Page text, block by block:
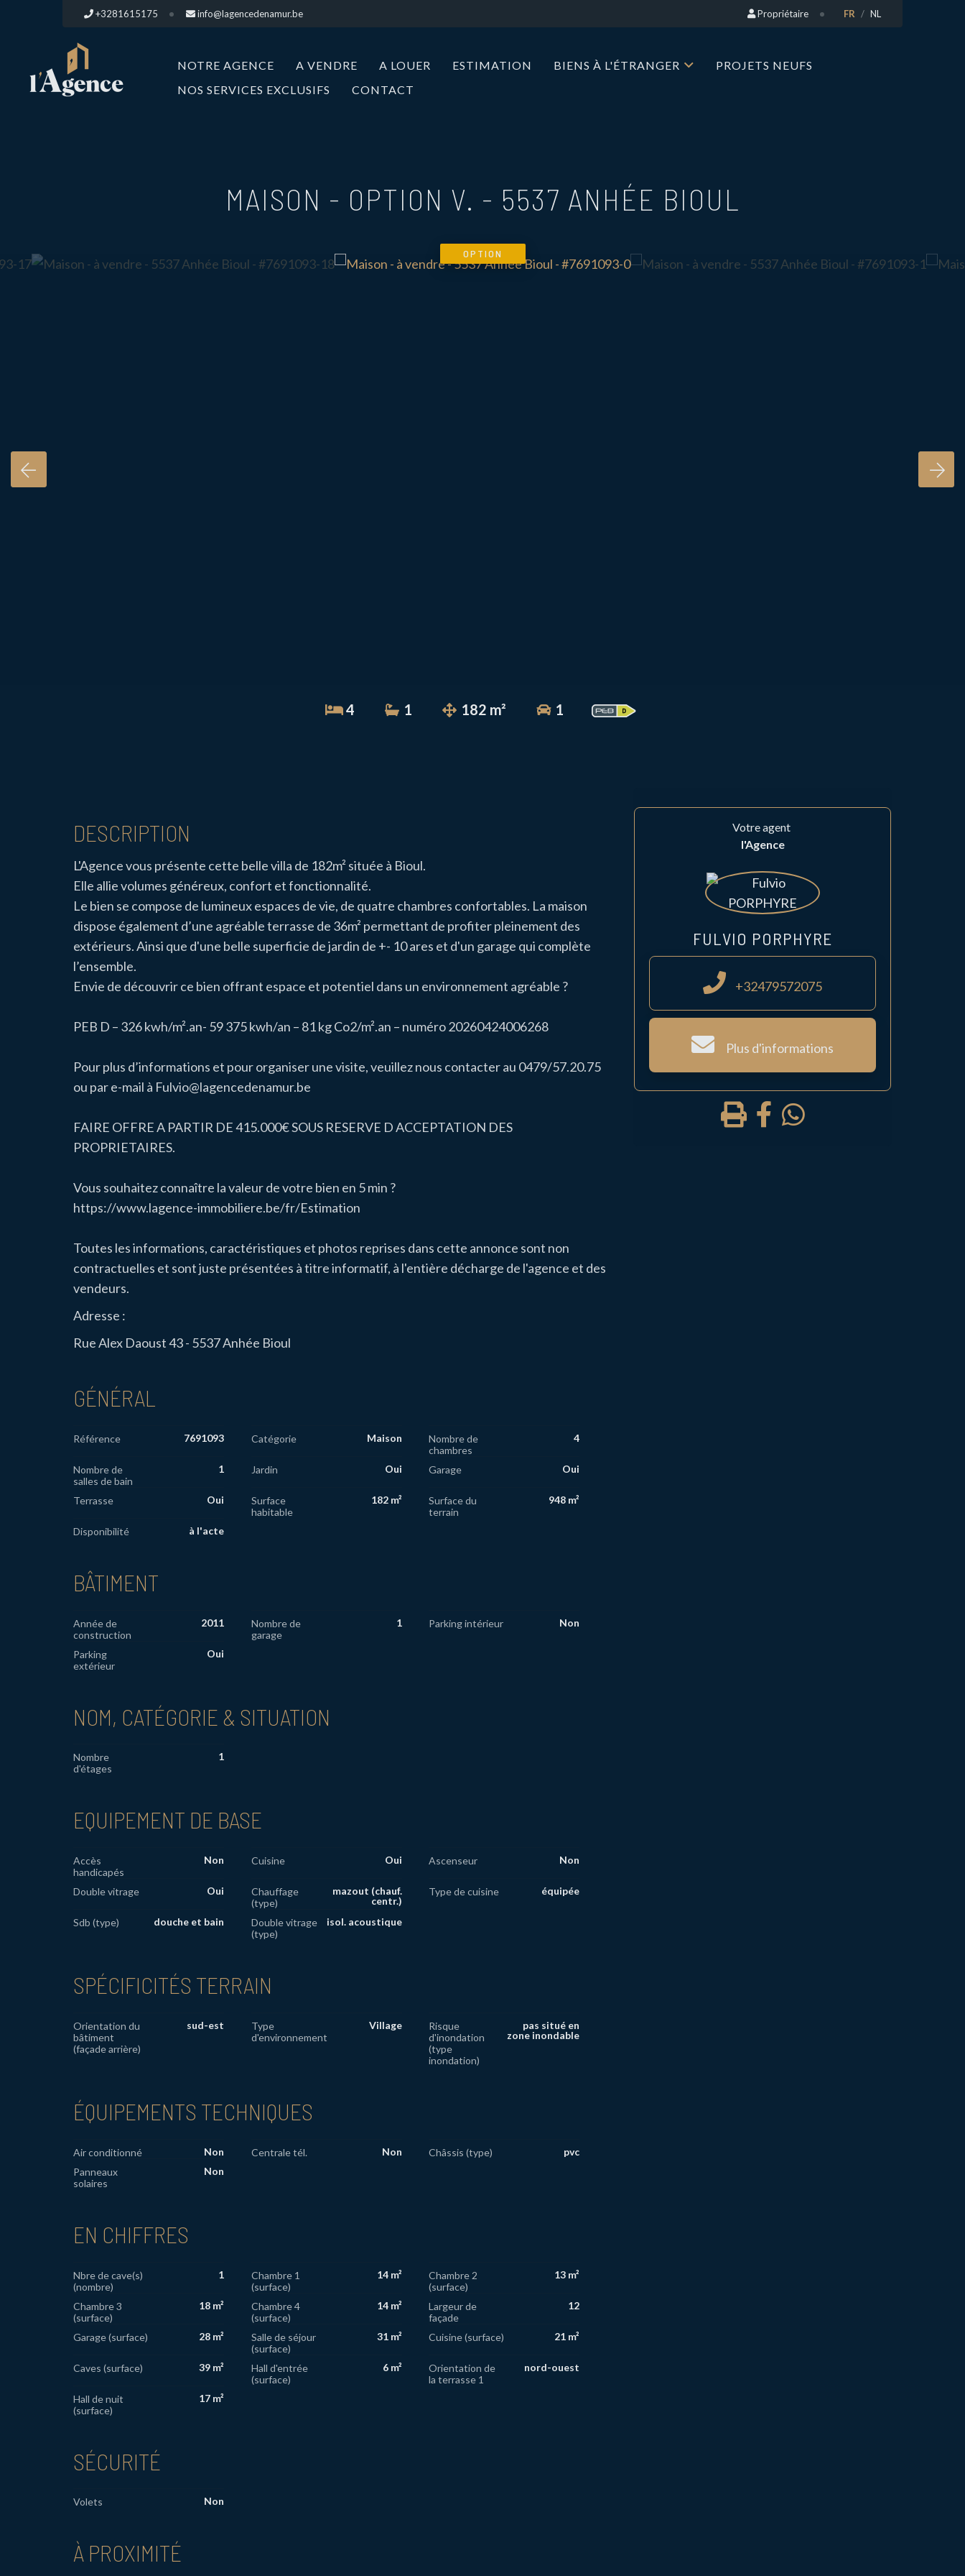
+3281615175 info@lagencedenamur.be Propriétaire FR NL
NOTRE AGENCE A VENDRE A LOUER ESTIMATION BIENS À L'ÉTRANGER
PROJETS NEUFS
NOS SERVICES EXCLUSIFS
CONTACT
MAISON - OPTION V. - 5537 ANHÉE BIOUL
OPTION
4 1 182 m² 1
DESCRIPTION
L'Agence vous présente cette belle villa de 182m² située à Bioul.
Elle allie volumes généreux, confort et fonctionnalité.
Le bien se compose de lumineux espaces de vie, de quatre chambres confortables. La maison
dispose également d’une agréable terrasse de 36m² permettant de profiter pleinement des
extérieurs. Ainsi que d'une belle superficie de jardin de +- 10 ares et d'un garage qui complète
l’ensemble.
Envie de découvrir ce bien offrant espace et potentiel dans un environnement agréable ?
PEB D – 326 kwh/m².an- 59 375 kwh/an – 81 kg Co2/m².an – numéro 20260424006268
Pour plus d’informations et pour organiser une visite, veuillez nous contacter au 0479/57.20.75
ou par e-mail à Fulvio@lagencedenamur.be
FAIRE OFFRE A PARTIR DE 415.000€ SOUS RESERVE D ACCEPTATION DES
PROPRIETAIRES.
Vous souhaitez connaître la valeur de votre bien en 5 min ?
https://www.lagence-immobiliere.be/fr/Estimation
Toutes les informations, caractéristiques et photos reprises dans cette annonce sont non
contractuelles et sont juste présentées à titre informatif, à l'entière décharge de l'agence et des
vendeurs.
Adresse :
Rue Alex Daoust 43 - 5537 Anhée Bioul
GÉNÉRAL
Référence 7691093 Catégorie Maison
Nombre de
chambres
4
Nombre de
salles de bain
1 Jardin Oui Garage Oui
Terrasse Oui
Surface
habitable
182 m²
Surface du
terrain
948 m²
Disponibilité à l'acte
BÂTIMENT
Année de
construction
2011
Nombre de
garage
1 Parking intérieur Non
Parking
extérieur
Oui
NOM, CATÉGORIE & SITUATION
Nombre
d'étages
1
EQUIPEMENT DE BASE
Accès
handicapés
Non Cuisine Oui Ascenseur Non
Double vitrage Oui
Chauffage
(type)
mazout (chauf.
centr.)
Type de cuisine équipée
Sdb (type) douche et bain
Double vitrage
(type)
isol. acoustique
SPÉCIFICITÉS TERRAIN
Orientation du
bâtiment
(façade arrière)
sud-est
Type
d'environnement
Village
Risque
d'inondation
(type
inondation)
pas situé en
zone inondable
ÉQUIPEMENTS TECHNIQUES
Air conditionné Non Centrale tél. Non Châssis (type)
pvc
Panneaux
solaires
Non
EN CHIFFRES
Nbre de cave(s)
(nombre)
1
Chambre 1
(surface)
14 m²
Chambre 2
(surface)
13 m²
Chambre 3
(surface)
18 m²
Chambre 4
(surface)
14 m²
Largeur de
façade
12
Garage (surface) 28 m²
Salle de séjour
(surface)
31 m² Cuisine (surface) 21 m²
Caves (surface) 39 m²
Hall d'entrée
(surface)
6 m²
Orientation de
la terrasse 1
nord-ouest
Hall de nuit
(surface)
17 m²
SÉCURITÉ
Volets Non
À PROXIMITÉ
Votre agent
l'Agence
FULVIO PORPHYRE
+32479572075
Plus d'informations